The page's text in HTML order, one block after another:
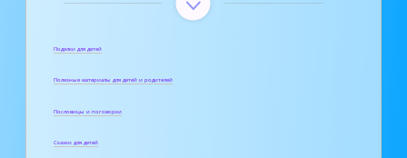
Поделки для детей
Полезные материалы для детей и родителей
Пословицы и поговорки
Сказки для детей